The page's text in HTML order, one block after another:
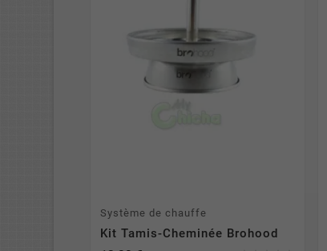
Système de chauffe
Kit Tamis-Cheminée Brohood